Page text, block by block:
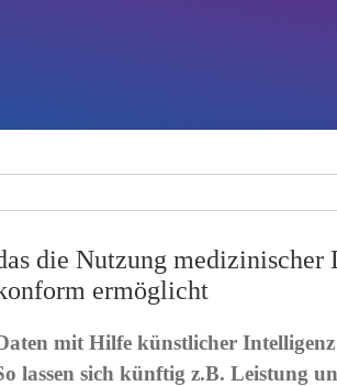
die Nutzung medizinischer
ermöglicht
mit Hilfe künstlicher
lassen sich künftig z.B. Leistung